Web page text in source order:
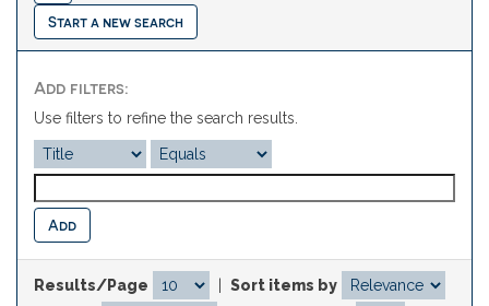
Start a new search
Add filters:
Use filters to refine the search results.
Results/Page
Sort items by